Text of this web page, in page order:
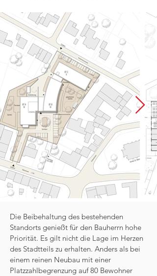
Die Beibehaltung des bestehenden
Standorts genießt für den Bauherrn hohe
Priorität. Es gilt nicht die Lage im Herzen
des Stadtteils zu erhalten. Anders als bei
einem reinen Neubau mit einer
Platzzahlbegrenzung auf 80 Bewohner